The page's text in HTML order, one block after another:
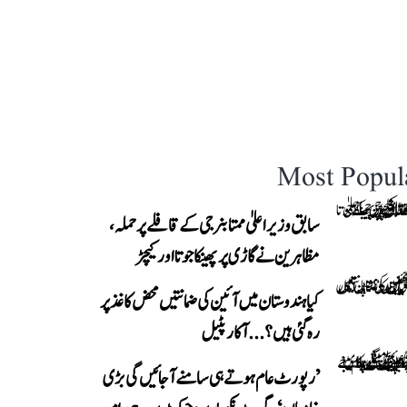
Most
سابق وزیر اعلیٰ ممتا بنرجی کے قافلے پر حملہ،
مظاہرین نے گاڑی پر پھینکا جوتا اور کیچڑ
کیا ہندوستان میں آئین کی ضمانتیں محض کاغذ پر
رہ گئی ہیں؟...آکار پٹیل
’رپورٹ عام ہوتے ہی سامنے آ جائیں گی بڑی